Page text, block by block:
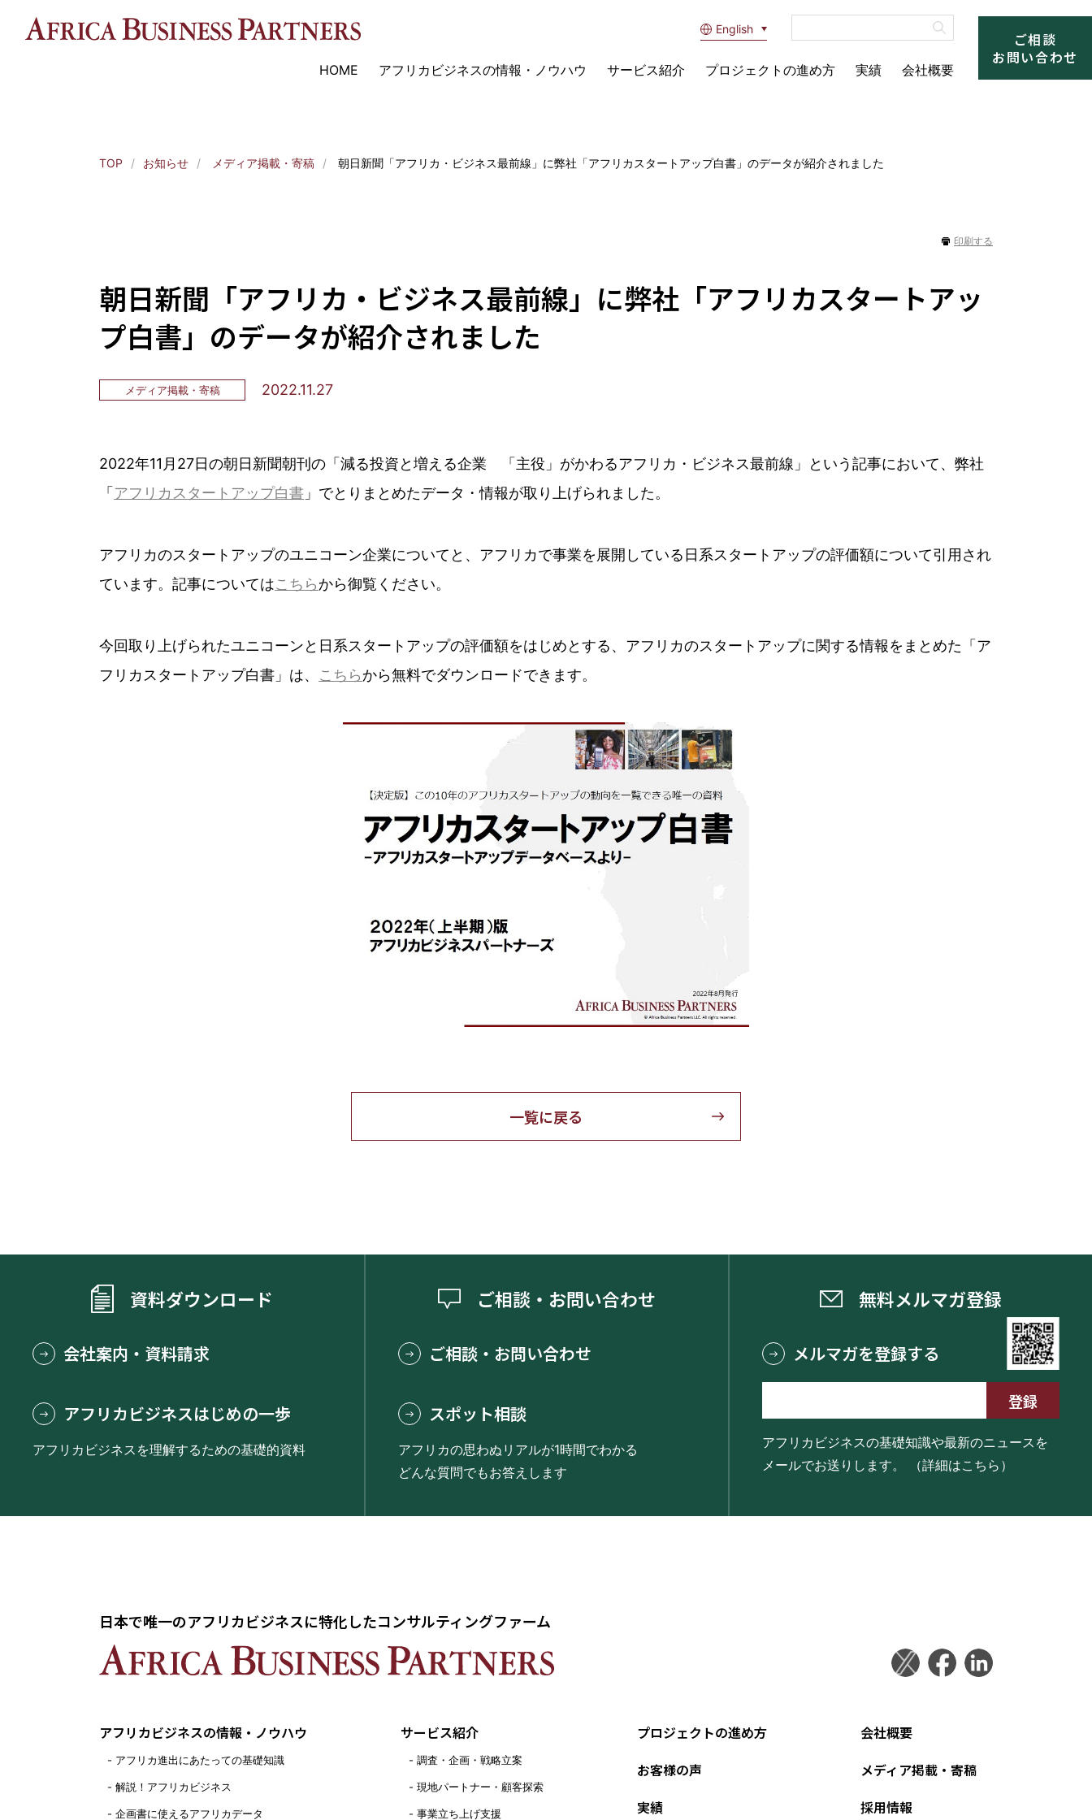
English
HOME アフリカビジネスの情報・ノウハウ サービス紹介 プロジェクトの進め方 実績 会社概要
ご相談
お問い合わせ
TOP お知らせ メディア掲載・寄稿 朝日新聞「アフリカ・ビジネス最前線」に弊社「アフリカスタートアップ白書」のデータが紹介されました
印刷する
朝日新聞「アフリカ・ビジネス最前線」に弊社「アフリカスタートアッ
プ白書」のデータが紹介されました
メディア掲載・寄稿 2022.11.27
2022年11月27日の朝日新聞朝刊の「減る投資と増える企業 「主役」がかわるアフリカ・ビジネス最前線」という記事において、弊社
「 アフリカスタートアップ白書 」でとりまとめたデータ・情報が取り上げられました。
アフリカのスタートアップのユニコーン企業についてと、アフリカで事業を展開している日系スタートアップの評価額について引用され
ています。記事についてはこちらから御覧ください。
今回取り上げられたユニコーンと日系スタートアップの評価額をはじめとする、アフリカのスタートアップに関する情報をまとめた「ア
フリカスタートアップ白書」は、 こちらから無料でダウンロードできます。
一覧に戻る
資料ダウンロード
会社案内・資料請求
アフリカビジネスはじめの一歩
アフリカビジネスを理解するための基礎的資料
ご相談・お問い合わせ
ご相談・お問い合わせ
スポット相談
アフリカの思わぬリアルが1時間でわかる
どんな質問でもお答えします
無料メルマガ登録
メルマガを登録する
アフリカビジネスの基礎知識や最新のニュースを
メールでお送りします。
（詳細はこちら）
日本で唯一のアフリカビジネスに特化したコンサルティングファーム
アフリカビジネスの情報・ノウハウ
アフリカ進出にあたっての基礎知識
解説！アフリカビジネス
企画書に使えるアフリカデータ
サービス紹介
調査・企画・戦略立案
現地パートナー・顧客探索
事業立ち上げ支援
プロジェクトの進め方
お客様の声
実績
会社概要
メディア掲載・寄稿
採用情報